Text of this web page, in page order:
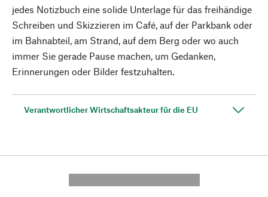
jedes Notizbuch eine solide Unterlage für das freihändige
Schreiben und Skizzieren im Café, auf der Parkbank oder
im Bahnabteil, am Strand, auf dem Berg oder wo auch
immer Sie gerade Pause machen, um Gedanken,
Erinnerungen oder Bilder festzuhalten.
Verantwortlicher Wirtschaftsakteur für die EU